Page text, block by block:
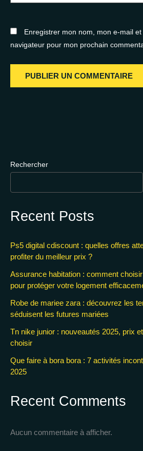
Enregistrer mon nom, mon e-mail
navigateur pour mon prochain
Rechercher
Recent Posts
Ps5 digital cdiscount : quelles offres
profiter du meilleur prix ?
Assurance habitation : comment
pour protéger votre logement
Robe de mariee zara : découvrez les
séduisent les futures mariées
Tn nike junior : nouveautés 2025, prix
choisir
Que faire à bora bora : 7 activités
2025
Recent Comments
Aucun commentaire à afficher.